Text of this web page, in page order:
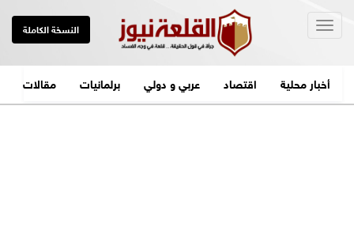
النسخة الكاملة
أخبار محلية اقتصاد عربي و دولي برلمانيات مقالات